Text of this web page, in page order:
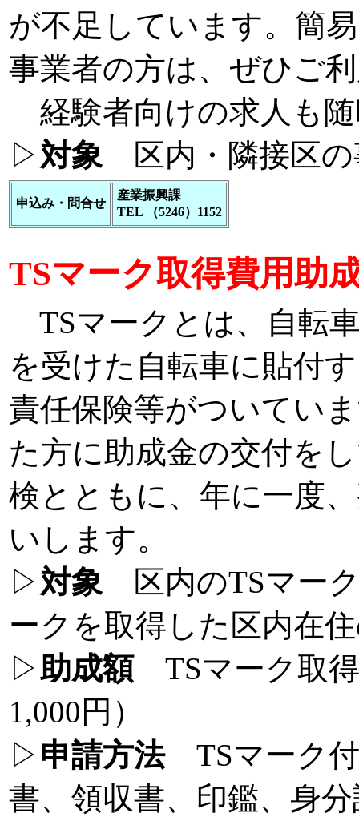
が不足しています。簡
事業者の方は、ぜひご
経験者向けの求人も
▷対象区内・隣接区の
申込み・問合せ
産業振興課
TEL （5246）1152
TSマーク取得費用助
TSマークとは、自転
を受けた自転車に貼付
責任保険等がついてい
た方に助成金の交付を
検とともに、年に一度
いします。
▷対象区内のTSマーク
ークを取得した区内在
▷助成額TSマーク取得
1,000円）
▷ 申請方法TSマーク付
書、領収書、印鑑、身